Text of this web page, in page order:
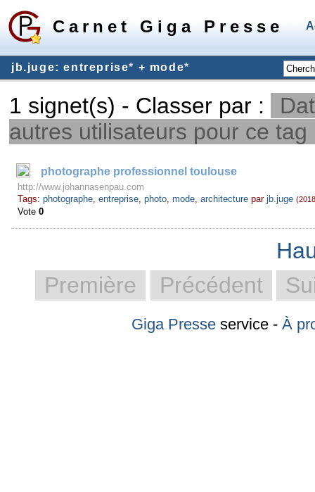
Carnet Giga Presse
jb.juge: entreprise* + mode*
1 signet(s) - Classer par :
autres utilisateurs pour ce tag
photographe professionnel toulouse
http://www.johannasenpau.com
Tags:photographe,entreprise,photo,mode,architecture parjb.juge
Vote0
Première
Précédent
Giga Presseservice - À